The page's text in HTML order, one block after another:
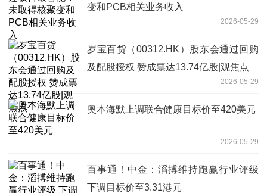
变和PCB相关业务收入
2026-05-29
岁宝百货（00312.HK）股东会通过回购
及配股授权 赞成票达13.74亿股|观焦点
2026-05-29
奥本海默上调联合健康目标价至420美元
2026-05-29
百事通！中金：滔搏维持跑赢行业评级
下调目标价至3.31港元